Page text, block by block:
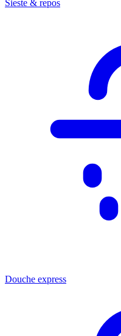
Sieste & repos
Douche express